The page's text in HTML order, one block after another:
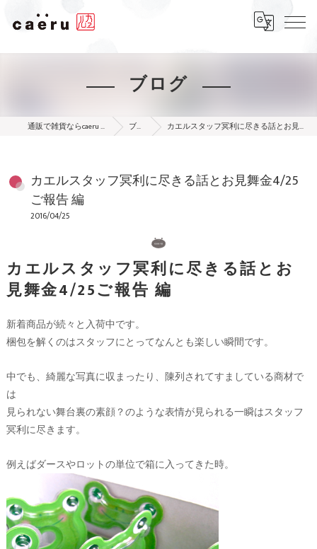
ブログ
通販で雑貨ならcaeru online shop ブログ カエルスタッフ冥利に尽きる話とお見舞金4/25ご報告 編
カエルスタッフ冥利に尽きる話とお見舞金4/25
ご報告 編
2016/04/25
カエルスタッフ冥利に尽きる話とお
見舞金4/25ご報告 編
新着商品が続々と入荷中です。
梱包を解くのはスタッフにとってなんとも楽しい瞬間です。
中でも、綺麗な写真に収まったり、陳列されてすましている商材で
は
見られない舞台裏の素顔？のような表情が見られる一瞬はスタッフ
冥利に尽きます。
例えばダースやロットの単位で箱に入ってきた時。